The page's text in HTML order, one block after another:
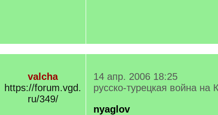
valcha
https://forum.vgd.
ru/349/
14 апр. 2006 18:25
русско-турецкая война на
nyaglov